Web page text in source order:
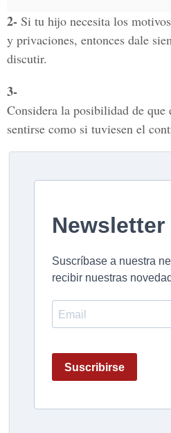
2- Si tu hijo necesita los
y privaciones, entonces dale
discutir.
3-
Considera la posibilidad de que
sentirse como si tuviesen el